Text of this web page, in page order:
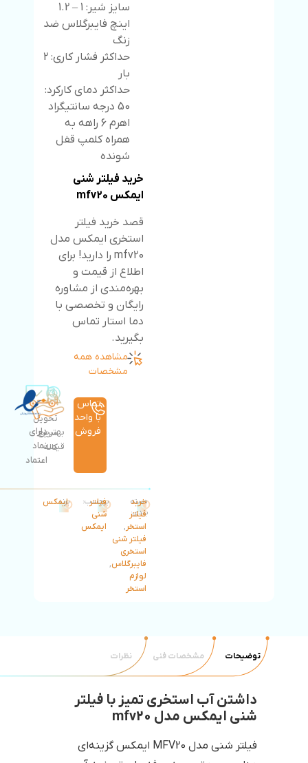
سایز شیر: 1 – 1.2
اینچ فایبرگلاس ضد
زنگ
حداکثر فشار کاری: 2
بار
حداکثر دمای کارکرد:
50 درجه سانتیگراد
اهرم 6 راهه به
همراه کلمپ قفل
شونده
خرید فیلتر شنی
ایمکس mfv20
قصد خرید فیلتر
استخری ایمکس مدل
mfv20 را دارید! برای
اطلاع از قیمت و
بهره‌مندی از مشاوره
رایگان و تخصصی با
دما استار تماس
بگیرید.
مشاهده همه
مشخصات
بهترین
قیمت
تحویل
سریع
کالا
دارای
نماد
اعتماد
تماس
با واحد
فروش
دسته
بندی:
خرید
فیلتر
استخر,
فیلتر شنی
استخری
فایبرگلاس,
لوازم
استخر
برچسب:
فیلتر
شنی
ایمکس
برند:
ایمکس
توضیحات مشخصات فنی نظرات
داشتن آب استخری تمیز با فیلتر
شنی ایمکس مدل mfv20
فیلتر شنی مدل MFV20 ایمکس گزینه‌ای